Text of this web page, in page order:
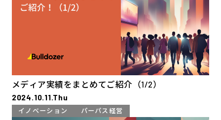
メディア実績をまとめてご紹介（1/2）
2024.10.11.Thu
イノベーション パーパス経営